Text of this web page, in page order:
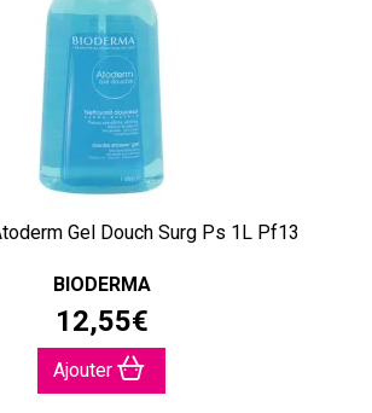
Gel Douch Surg Ps 1L Pf13
BIODERMA
12,55€
Ajouter